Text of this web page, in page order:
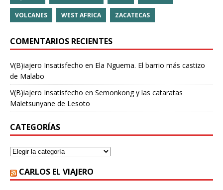
VOLCANES WEST AFRICA ZACATECAS
COMENTARIOS RECIENTES
V(B)iajero Insatisfecho en Ela Nguema. El barrio más castizo
de Malabo
V(B)iajero Insatisfecho en Semonkong y las cataratas
Maletsunyane de Lesoto
CATEGORÍAS
CARLOS EL VIAJERO